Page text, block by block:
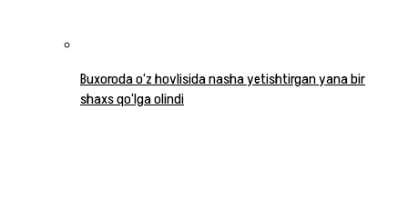
Buxoroda o‘z hovlisida nasha yetishtirgan yana bir
shaxs qo‘lga olindi